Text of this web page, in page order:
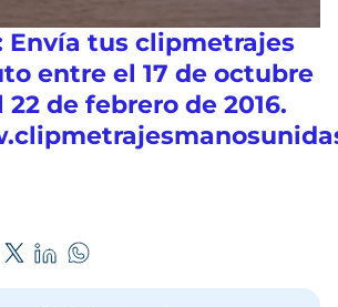
Envía tus clipmetrajes
entre el 17 de octubre
22 de febrero de 2016.